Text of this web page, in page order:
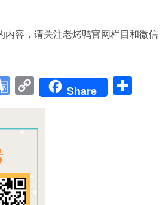
内容，请关注老烤鸭官网栏目和微信
Google
CopyShare